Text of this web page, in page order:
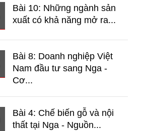
Bài 10: Những ngành sản
xuất có khả năng mở ra...
Bài 8: Doanh nghiệp Việt
Nam đầu tư sang Nga -
Cơ...
Bài 4: Chế biến gỗ và nội
thất tại Nga - Nguồn...